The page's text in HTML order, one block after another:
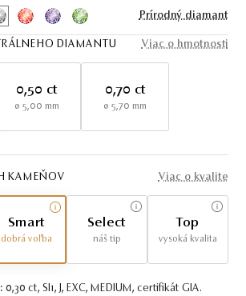
Prírodný diamant
DIAMANTU Viac o hmotnosti
0,50 ct
ø 5,00 mm
0,70 ct
ø 5,70 mm
KAMEŇOV Viac o kvalite
Smart
dobrá voľba
Select
náš tip
Top
vysoká kvalita
0,30 ct, SI1, J, EXC, MEDIUM, certifikát GIA.